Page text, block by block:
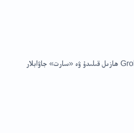
باشقا مودېللاردىن پەرقلىق، Grok ھازىل قىلىدۇ ۋە «سارت» جاۋابلار